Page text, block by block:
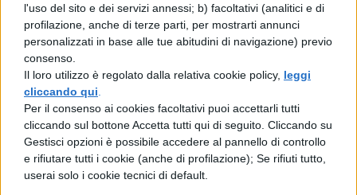
l'uso del sito e dei servizi annessi; b) facoltativi (analitici e di
profilazione, anche di terze parti, per mostrarti annunci
personalizzati in base alle tue abitudini di navigazione) previo
consenso.
Il loro utilizzo è regolato dalla relativa cookie policy, leggi
cliccando qui
Per il consenso ai cookies facoltativi puoi accettarli tutti
cliccando sul bottone Accetta tutti qui di seguito. Cliccando su
Gestisci opzioni è possibile accedere al pannello di controllo
e rifiutare tutti i cookie (anche di profilazione); Se rifiuti tutto,
userai solo i cookie tecnici di default.
Si passa poi alriassunto del
romanzo, sottolineando i dati salienti,
gli eventi particolari della trama.
Successivamente occorre analizzare i
temi che caratterizzano i Promessi
Sposi: l’amore, la fede, la perenne lotta
tra bene e male, la giustizia sono alcuni